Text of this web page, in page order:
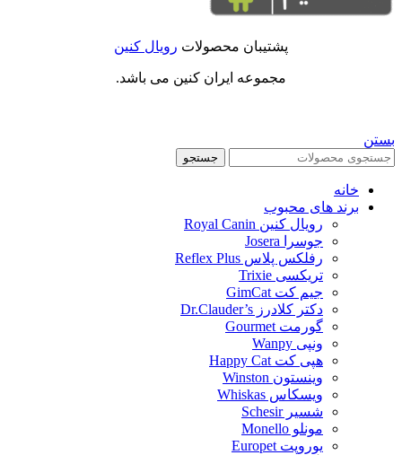
پشتیبان محصولات رویال کنین
مجموعه ایران کنین می باشد.
بستن
جستجو
خانه
برند های محبوب
رویال کنین Royal Canin
جوسرا Josera
رفلکس پلاس Reflex Plus
تریکسی Trixie
جیم کت GimCat
دکتر کلادرز Dr.Clauder’s
گورمت Gourmet
ونپی Wanpy
هپی کت Happy Cat
وینستون Winston
ویسکاس Whiskas
شسیر Schesir
مونلو Monello
یوروپت Europet